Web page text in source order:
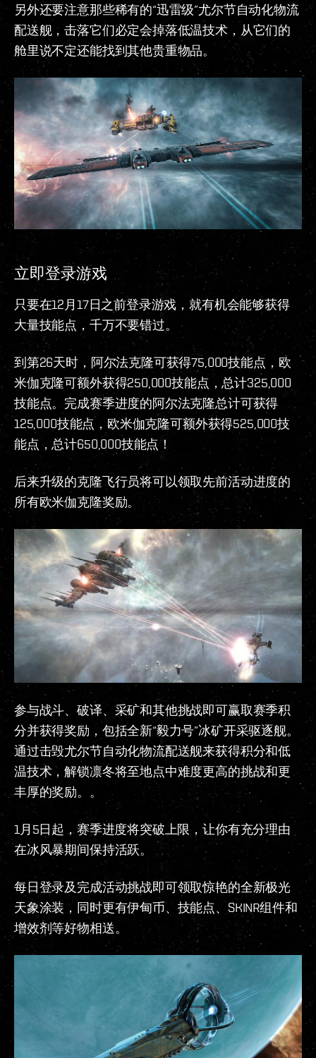
另外还要注意那些稀有的“迅雷级”尤尔节自动化物流
配送舰，击落它们必定会掉落低温技术，从它们的
舱里说不定还能找到其他贵重物品。
立即登录游戏
只要在12月17日之前登录游戏，就有机会能够获得
大量技能点，千万不要错过。
到第26天时，阿尔法克隆可获得75,000技能点，欧
米伽克隆可额外获得250,000技能点，总计325,000
技能点。完成赛季进度的阿尔法克隆总计可获得
125,000技能点，欧米伽克隆可额外获得525,000技
能点，总计650,000技能点！
后来升级的克隆飞行员将可以领取先前活动进度的
所有欧米伽克隆奖励。
参与战斗、破译、采矿和其他挑战即可赢取赛季积
分并获得奖励，包括全新“毅力号”冰矿开采驱逐舰。
通过击毁尤尔节自动化物流配送舰来获得积分和低
温技术，解锁凛冬将至地点中难度更高的挑战和更
丰厚的奖励。。
1月5日起，赛季进度将突破上限，让你有充分理由
在冰风暴期间保持活跃。
每日登录及完成活动挑战即可领取惊艳的全新极光
天象涂装，同时更有伊甸币、技能点、SKINR组件和
增效剂等好物相送。